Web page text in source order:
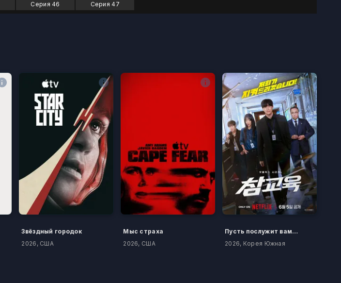
Серия 46 Серия 47
Звёздный городок
2026, США
Мыс страха
2026, США
Пусть послужит вам уроком
2026, Корея Южная